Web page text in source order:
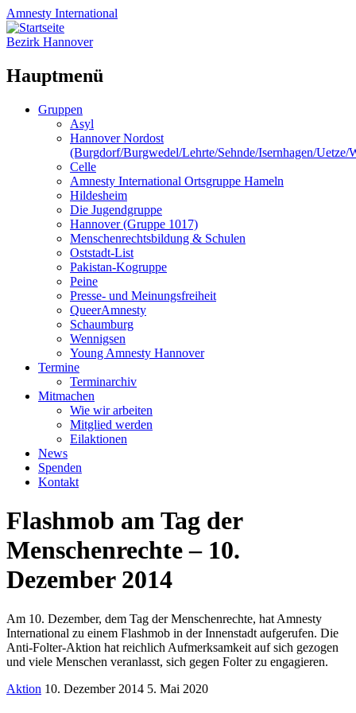
Amnesty International
Bezirk Hannover
Hauptmenü
Zum
Gruppen
Asyl
Hannover Nordost
(Burgdorf/Burgwedel/Lehrte/Sehnde/Isernhagen/Uetze/
Celle
Amnesty International Ortsgruppe Hameln
Hildesheim
Die Jugendgruppe
Hannover (Gruppe 1017)
Menschenrechtsbildung & Schulen
Oststadt-List
Pakistan-Kogruppe
Peine
Presse- und Meinungsfreiheit
QueerAmnesty
Schaumburg
Wennigsen
Young Amnesty Hannover
Termine
Terminarchiv
Mitmachen
Wie wir arbeiten
Mitglied werden
Eilaktionen
News
Spenden
Kontakt
Flashmob am Tag der
Menschenrechte – 10.
Dezember 2014
Am 10. Dezember, dem Tag der Menschenrechte, hat Amnesty
International zu einem Flashmob in der Innenstadt aufgerufen. Die
Anti-Folter-Aktion hat reichlich Aufmerksamkeit auf sich gezogen
und viele Menschen veranlasst, sich gegen Folter zu engagieren.
Aktion 10. Dezember 2014 5. Mai 2020